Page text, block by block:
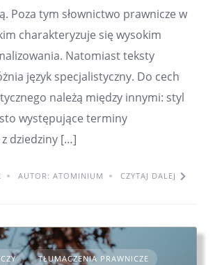
Poza tym słownictwo prawnicze w
charakteryzuje się wysokim
Natomiast teksty
język specjalistyczny. Do cech
należą między innymi: styl
występujące terminy
dziedziny […]
AUTOR: ATOMINIUM CZYTAJ DALEJ
TŁUMACZENIA PRAWNICZE